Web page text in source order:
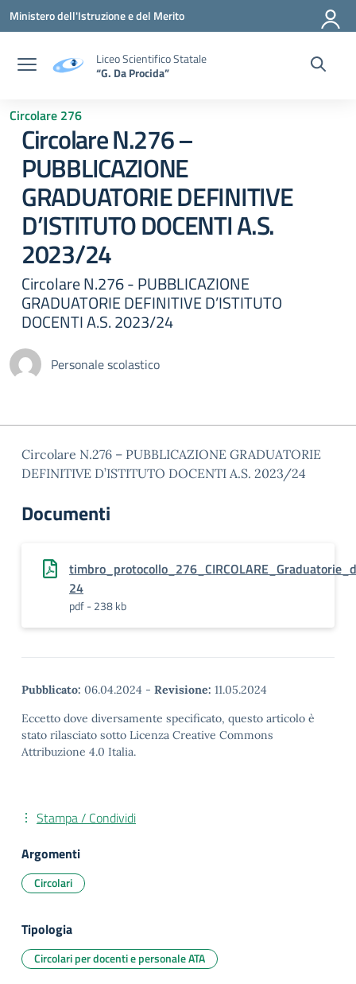
Vai ai contenuti
Vai al menu di navigazione
Vai al footer
Ministero dell'Istruzione e del Merito
Liceo Scientifico Statale
“G. Da Procida”
Circolare 276
Circolare N.276 –
PUBBLICAZIONE
GRADUATORIE DEFINITIVE
D’ISTITUTO DOCENTI A.S.
2023/24
Circolare N.276 - PUBBLICAZIONE
GRADUATORIE DEFINITIVE D’ISTITUTO
DOCENTI A.S. 2023/24
Personale scolastico
Circolare N.276 – PUBBLICAZIONE GRADUATORIE
DEFINITIVE D’ISTITUTO DOCENTI A.S. 2023/24
Documenti
24
pdf - 238 kb
Pubblicato: 06.04.2024 - Revisione: 11.05.2024
Eccetto dove diversamente specificato, questo articolo è
stato rilasciato sotto Licenza Creative Commons
Attribuzione 4.0 Italia.
Stampa / Condividi
Argomenti
Circolari
Tipologia
Circolari per docenti e personale ATA